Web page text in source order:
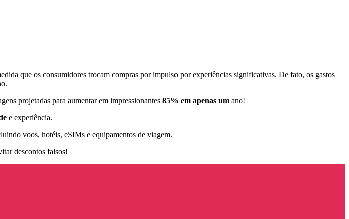
que os consumidores trocam compras por impulso por experiências significativas. De fato, os gastos
projetadas para aumentar em impressionantes 85% em apenas um ano!
e experiência.
voos, hotéis, eSIMs e equipamentos de viagem.
descontos falsos!